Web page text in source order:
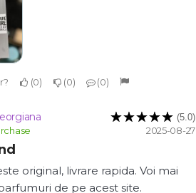
0 0 0
(5.0)
2025-08-27
original, livrare rapida. Voi mai
de pe acest site.